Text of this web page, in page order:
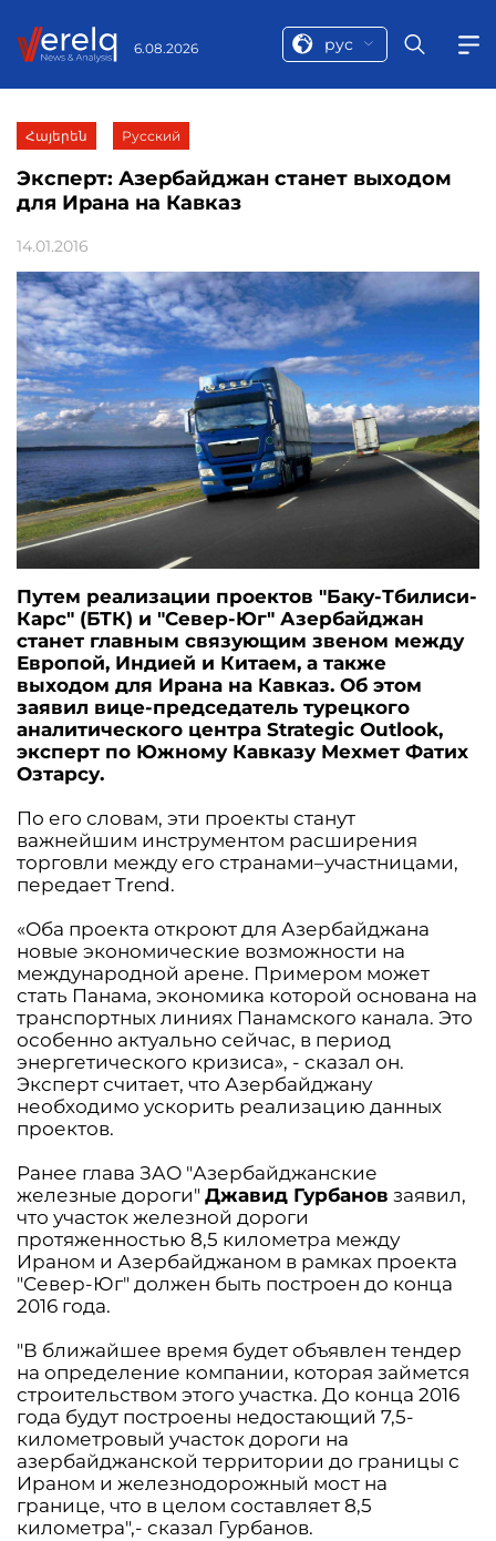
6.08.2026 рус
Հայերեն Русский
Эксперт: Азербайджан станет выходом
для Ирана на Кавказ
14.01.2016
Путем реализации проектов "Баку-Тбилиси-
Карс" (БТК) и "Север-Юг" Азербайджан
станет главным связующим звеном между
Европой, Индией и Китаем, а также
выходом для Ирана на Кавказ. Об этом
заявил вице-председатель турецкого
аналитического центра Strategic Outlook,
эксперт по Южному Кавказу Мехмет Фатих
Озтарсу.
По его словам, эти проекты станут
важнейшим инструментом расширения
торговли между его странами–участницами,
передает Trend.
«Оба проекта откроют для Азербайджана
новые экономические возможности на
международной арене. Примером может
стать Панама, экономика которой основана на
транспортных линиях Панамского канала. Это
особенно актуально сейчас, в период
энергетического кризиса», - сказал он.
Эксперт считает, что Азербайджану
необходимо ускорить реализацию данных
проектов.
Ранее глава ЗАО "Азербайджанские
железные дороги" Джавид Гурбанов заявил,
что участок железной дороги
протяженностью 8,5 километра между
Ираном и Азербайджаном в рамках проекта
"Север-Юг" должен быть построен до конца
2016 года.
"В ближайшее время будет объявлен тендер
на определение компании, которая займется
строительством этого участка. До конца 2016
года будут построены недостающий 7,5-
километровый участок дороги на
азербайджанской территории до границы с
Ираном и железнодорожный мост на
границе, что в целом составляет 8,5
километра",- сказал Гурбанов.